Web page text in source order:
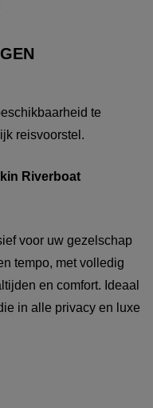
te
reisvoorstel.
Riverboat
voor uw gezelschap
tempo, met volledig
en comfort. Ideaal
in alle privacy en luxe